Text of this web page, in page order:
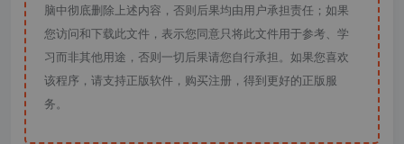
脑中彻底删除上述内容，否则后果均由用户承担责任；如果
您访问和下载此文件，表示您同意只将此文件用于参考、学
习而非其他用途，否则一切后果请您自行承担。如果您喜欢
该程序，请支持正版软件，购买注册，得到更好的正版服
务。